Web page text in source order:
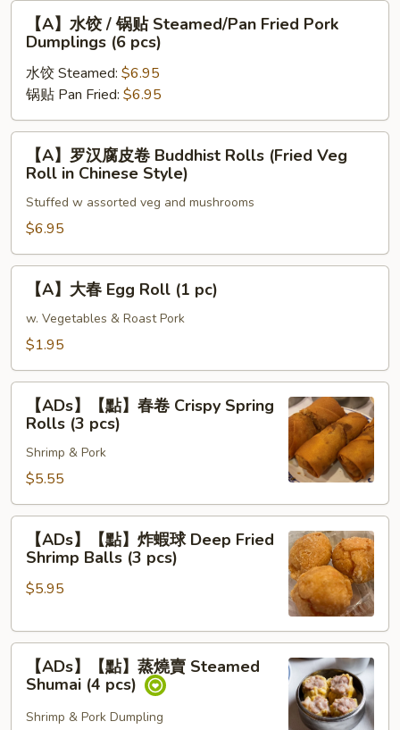
【A】
贴
Steamed/Pan
Fried
Pork
Dumplings
pcs)
【A】水饺 / 锅贴 Steamed/Pan Fried Pork
Dumplings (6 pcs)
水饺 Steamed: $6.95
锅贴 Pan Fried: $6.95
【A】
卷
Buddhist
Rolls
(Fried
Veg
Roll
in
Chinese
Style)
【A】罗汉腐皮卷 Buddhist Rolls (Fried Veg
Roll in Chinese Style)
Stuffed w assorted veg and mushrooms
$6.95
【A】
Egg
(1
【A】大春 Egg Roll (1 pc)
w. Vegetables & Roast Pork
$1.95
【ADs】
【點】
Crispy
Spring
Rolls
pcs)
【ADs】【點】春卷 Crispy Spring
Rolls (3 pcs)
Shrimp & Pork
$5.55
【ADs】
【點】
Deep
Fried
Shrimp
【ADs】【點】炸蝦球 Deep Fried
Shrimp Balls (3 pcs)
$5.95
【ADs】
【點】【ADs】【點】蒸燒賣 Steamed
Shumai (4 pcs)
Shrimp & Pork Dumpling